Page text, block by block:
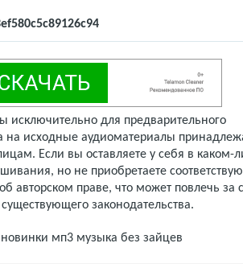
исключительно для предварительного
на исходные аудиоматериалы
Если вы оставляете у себя в каком-
но не приобретаете
авторском праве, что может повлечь за
законодательства.
новинки мп3 музыка без зайцев